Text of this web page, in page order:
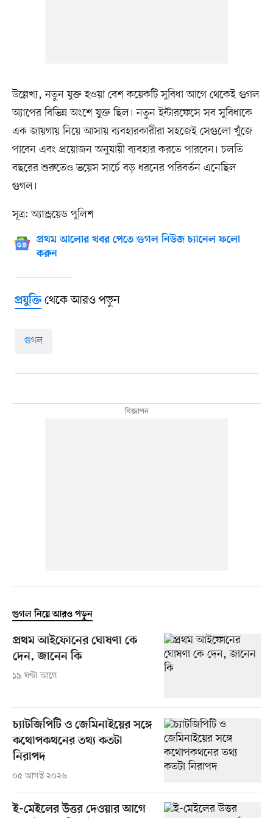
উল্লেখ্য, নতুন যুক্ত হওয়া বেশ কয়েকটি সুবিধা আগে থেকেই গুগল
অ্যাপের বিভিন্ন অংশে যুক্ত ছিল। নতুন ইন্টারফেসে সব সুবিধাকে
এক জায়গায় নিয়ে আসায় ব্যবহারকারীরা সহজেই সেগুলো খুঁজে
পাবেন এবং প্রয়োজন অনুযায়ী ব্যবহার করতে পারবেন। চলতি
বছরের শুরুতেও ভয়েস সার্চে বড় ধরনের পরিবর্তন এনেছিল
গুগল।
সূত্র: অ্যান্ড্রয়েড পুলিশ
প্রথম আলোর খবর পেতে গুগল নিউজ চ্যানেল ফলো
করুন
প্রযুক্তিথেকে আরও পড়ুন
গুগল
গুগল নিয়ে আরও পড়ুন
প্রথম আইফোনের ঘোষণা কে
দেন, জানেন কি
১৯ ঘণ্টা আগে
চ্যাটজিপিটি ও জেমিনাইয়ের সঙ্গে
কথোপকথনের তথ্য কতটা
নিরাপদ
০৫ আগস্ট ২০২৬
ই-মেইলের উত্তর দেওয়ার আগে